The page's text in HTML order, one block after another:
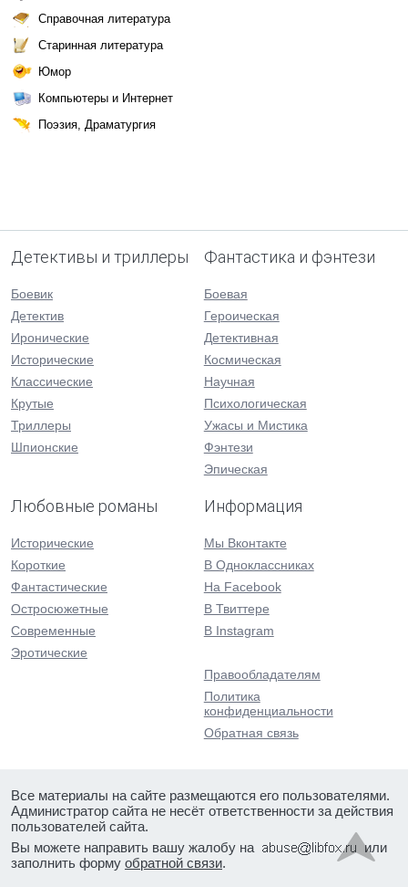
Справочная литература
Старинная литература
Юмор
Компьютеры и Интернет
Поэзия, Драматургия
Детективы и триллеры
Боевик
Детектив
Иронические
Исторические
Классические
Крутые
Триллеры
Шпионские
Фантастика и фэнтези
Боевая
Героическая
Детективная
Космическая
Научная
Психологическая
Ужасы и Мистика
Фэнтези
Эпическая
Любовные романы
Исторические
Короткие
Фантастические
Остросюжетные
Современные
Эротические
Информация
Мы Вконтакте
В Одноклассниках
На Facebook
В Твиттере
В Instagram
Правообладателям
Политика
конфиденциальности
Обратная связь
Все материалы на сайте размещаются его пользователями.
Администратор сайта не несёт ответственности за действия
пользователей сайта.
Вы можете направить вашу жалобу на
или
заполнить форму обратной связи.